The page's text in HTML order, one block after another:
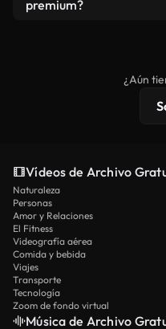
premium?
protecciones de¿Aún
Vídeos de Archivo
Naturaleza
Personas
Amor y Relaciones
El Fitness
Videografía aérea
Comida y bebida
Viajes
Transporte
Tecnología
Zoom de fondo virtual
Música de Archivo